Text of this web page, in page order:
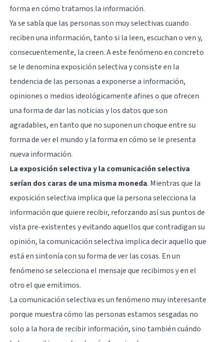
forma en cómo tratamos la información.
Ya se sabía que las personas son muy selectivas cuando
reciben una información, tanto si la leen, escuchan o ven y,
consecuentemente, la creen. A este fenómeno en concreto
se le denomina exposición selectiva y consiste en la
tendencia de las personas a exponerse a información,
opiniones o medios ideológicamente afines o que ofrecen
una forma de dar las noticias y los datos que son
agradables, en tanto que no suponen un choque entre su
forma de ver el mundo y la forma en cómo se le presenta
nueva información.
La exposición selectiva y la comunicación selectiva
serían dos caras de una misma moneda. Mientras que la
exposición selectiva implica que la persona selecciona la
información que quiere recibir, reforzando así sus puntos de
vista pre-existentes y evitando aquellos que contradigan su
opinión, la comunicación selectiva implica decir aquello que
está en sintonía con su forma de ver las cosas. En un
fenómeno se selecciona el mensaje que recibimos y en el
otro el que emitimos.
La comunicación selectiva es un fenómeno muy interesante
porque muestra cómo las personas estamos sesgadas no
solo a la hora de recibir información, sino también cuándo